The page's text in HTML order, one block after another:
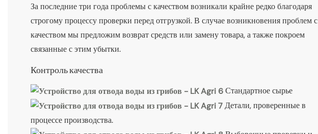
За последние три года проблемы с качеством возникали крайне редко благодаря
строгому процессу проверки перед отгрузкой. В случае возникновения проблем с
качеством мы предложим возврат средств или замену товара, а также покроем
связанные с этим убытки.
Контроль качества
Стандартное сырье
Детали, проверенные в
процессе производства.